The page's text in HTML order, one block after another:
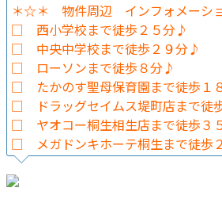
＊☆＊ 物件周辺 インフォメー
□ 西小学校まで徒歩２５分♪
□ 中央中学校まで徒歩２９分♪
□ ローソンまで徒歩８分♪
□ たかのす聖母保育園まで徒歩１
□ ドラッグセイムス堤町店まで徒
□ ヤオコー桐生相生店まで徒歩３
□ メガドンキホーテ桐生まで徒歩